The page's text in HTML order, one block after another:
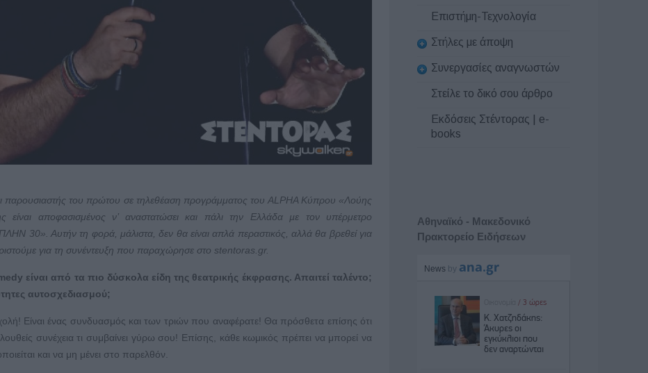
παρουσιαστής του πρώτου σε τηλεθέαση προγράμματος του ΑLΡΗΑ Κύπρου «Λούης
αποφασισμένος ν’ αναστατώσει και πάλι την Ελλάδα µε τον υπέρμετρο
30». Αυτήν τη φορά, μάλιστα, δεν θα είναι απλά περαστικός, αλλά θα βρεθεί για
για τη συνέντευξη που παραχώρησε στο stentoras.gr.
είναι από τα πιο δύσκολα είδη της θεατρικής έκφρασης. Απαιτεί ταλέντο;
αυτοσχεδιασμού;
Είναι ένας συνδυασμός και των τριών που αναφέρατε! Θα πρόσθετα επίσης ότι
συνέχεια τι συμβαίνει γύρω σου! Επίσης, κάθε κωμικός πρέπει να μπορεί να
και να μη μένει στο παρελθόν.
Επιστήμη-Τεχνολογία
Στήλες με άποψη
Συνεργασίες αναγνωστών
Στείλε το δικό σου άρθρο
Εκδόσεις Στέντορας | e-
books
Αθηναϊκό - Μακεδονικό
Πρακτορείο Ειδήσεων